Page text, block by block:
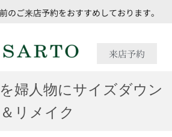
のご来店予約をおすすめしております。
来店予約
婦人物にサイズダウン
＆リメイク